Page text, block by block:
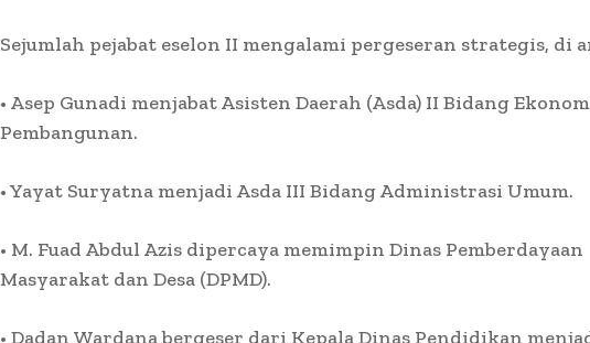
Sejumlah pejabat eselon II mengalami pergeseran strategis, di
• Asep Gunadi menjabat Asisten Daerah (Asda) II Bidang
Pembangunan.
• Yayat Suryatna menjadi Asda III Bidang Administrasi Umum.
• M. Fuad Abdul Azis dipercaya memimpin Dinas Pemberdayaan
Masyarakat dan Desa (DPMD).
• Dadan Wardana bergeser dari Kepala Dinas Pendidikan